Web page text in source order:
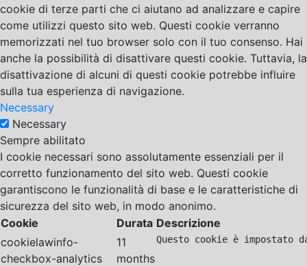
cookie di terze parti che ci aiutano ad analizzare e capire
come utilizzi questo sito web. Questi cookie verranno
memorizzati nel tuo browser solo con il tuo consenso. Hai
anche la possibilità di disattivare questi cookie. Tuttavia, la
disattivazione di alcuni di questi cookie potrebbe influire
sulla tua esperienza di navigazione.
Necessary
Necessary
Sempre abilitato
I cookie necessari sono assolutamente essenziali per il
corretto funzionamento del sito web. Questi cookie
garantiscono le funzionalità di base e le caratteristiche di
sicurezza del sito web, in modo anonimo.
Cookie
Durata Descrizione
cookielawinfo-
checkbox-analytics
11
months
Questo cookie è